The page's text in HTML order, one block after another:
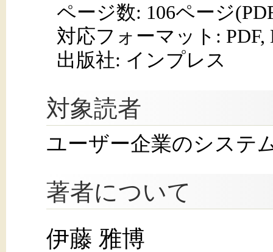
ページ数: 106ページ
対応フォーマット: PDF,
出版社: インプレス
対象読者
ユーザー企業のシステ
著者について
伊藤 雅博